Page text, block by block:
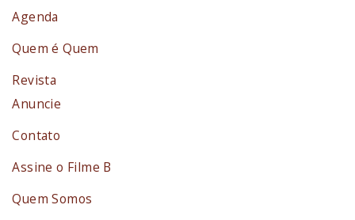
Agenda
Quem é Quem
Revista
Anuncie
Contato
Assine o Filme B
Quem Somos